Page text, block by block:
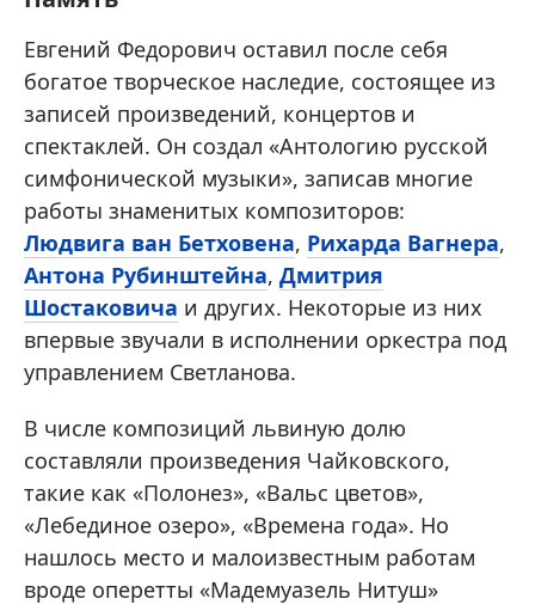
Евгений Федорович оставил после себя
богатое творческое наследие, состоящее из
записей произведений, концертов и
спектаклей. Он создал «Антологию русской
симфонической музыки», записав многие
работы знаменитых композиторов:
Людвига ван Бетховена, Рихарда Вагнера,
Антона Рубинштейна, Дмитрия
Шостаковича и других. Некоторые из них
впервые звучали в исполнении оркестра под
управлением Светланова.
В числе композиций львиную долю
составляли произведения Чайковского,
такие как «Полонез», «Вальс цветов»,
«Лебединое озеро», «Времена года». Но
нашлось место и малоизвестным работам
вроде оперетты «Мадемуазель Нитуш»